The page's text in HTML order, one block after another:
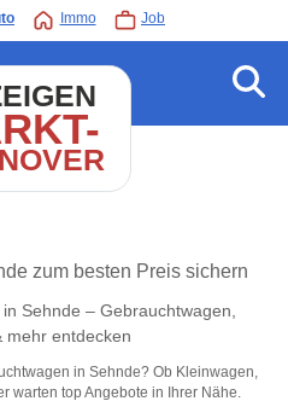
Immo Job
zum besten Preis sichern
Sehnde – Gebrauchtwagen,
mehr entdecken
in Sehnde? Ob Kleinwagen,
warten top Angebote in Ihrer Nähe.